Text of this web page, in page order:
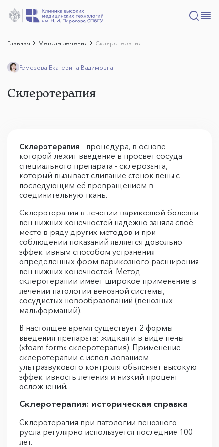
Главная Методы лечения Склеротерапия
Ремезова Екатерина Вадимовна
Склеротерапия
Склеротерапия - процедура, в основе
которой лежит введение в просвет сосуда
специального препарата - склерозанта,
который вызывает слипание стенок вены с
последующим её превращением в
соединительную ткань.
Склеротерапия в лечении варикозной болезни
вен нижних конечностей надежно заняла своё
место в ряду других методов и при
соблюдении показаний является довольно
эффективным способом устранения
определенных форм варикозного расширения
вен нижних конечностей. Метод
склеротерапии имеет широкое применение в
лечении патологии венозной системы,
сосудистых новообразований (венозных
мальформаций).
В настоящее время существует 2 формы
введения препарата: жидкая и в виде пены
(«foam-form» склеротерапия). Применение
склеротерапии с использованием
ультразвукового контроля объясняет высокую
эффективность лечения и низкий процент
осложнений.
Склеротерапия: историческая справка
Склеротерапия при патологии венозного
русла регулярно используется последние 100
лет.